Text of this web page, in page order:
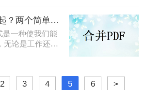
吧。
pdf如何合并到一起？两个简单小方法分享给你
是一种使我们能
无论是工作还是
，但如果我们
技巧，这对提
一件很有好处的
要讲的是，pdf如
2 3 4 5 6 >